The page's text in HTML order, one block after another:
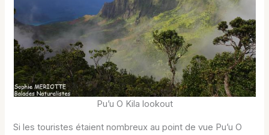
Pu’u O Kila lookout
Si les touristes étaient nombreux au point de vue Pu’u O